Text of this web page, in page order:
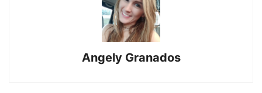
Angely Granados